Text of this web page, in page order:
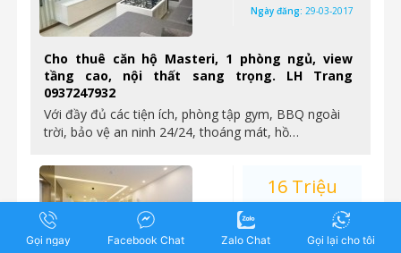
Cho thuê căn hộ Masteri, 1 phòng ngủ, view
tầng cao, nội thất sang trọng. LH Trang
0937247932
Với đầy đủ các tiện ích, phòng tập gym, BBQ ngoài
trời, bảo vệ an ninh 24/24, thoáng mát, hồ…
Ngày đăng: 29-03-2017
16 Triệu
60 m2
Ngày đăng: 29-03-2017
Gọi ngay Facebook Chat Zalo Chat Gọi lại cho tôi